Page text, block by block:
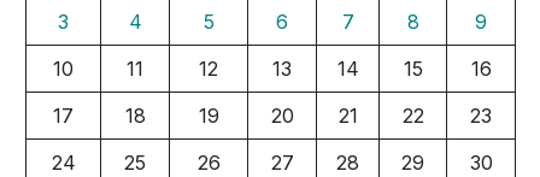
3
4 5 6 7 8
9
10
11 12 13 14 15
16
17
18 19 20 21 22
23
24
25 26 27 28 29
30